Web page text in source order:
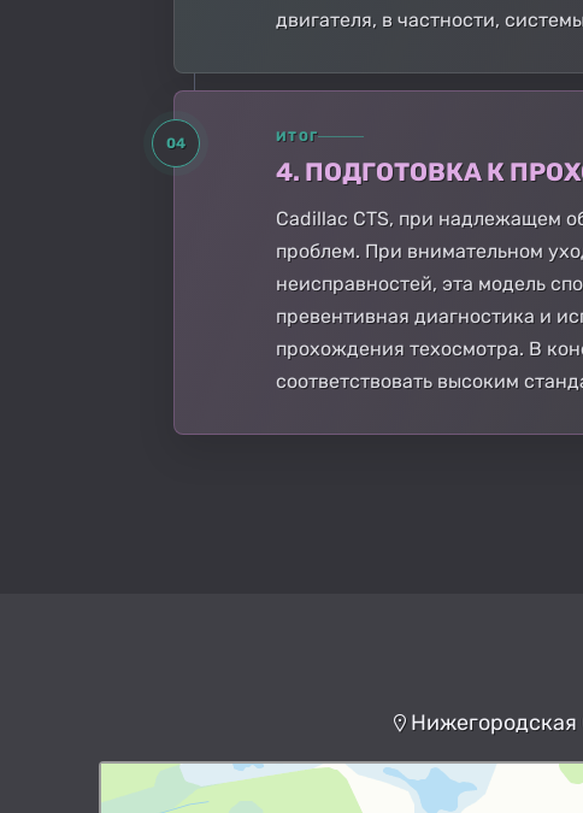
двигателя, в частности,
04 ИТОГ
4. ПОДГОТОВКА К
Cadillac CTS, при надлежащем
проблем. При внимательном
неисправностей, эта модель
превентивная диагностика и
прохождения техосмотра. В
соответствовать высоким
Нижегородская